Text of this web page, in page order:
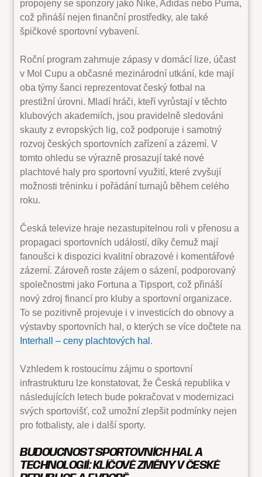
propojeny se sponzory jako Nike, Adidas nebo Puma,
což přináší nejen finanční prostředky, ale také
špičkové sportovní vybavení.
Roční program zahrnuje zápasy v domácí lize, účast
v Mol Cupu a občasné mezinárodní utkání, kde mají
oba týmy šanci reprezentovat český fotbal na
prestižní úrovni. Mladí hráči, kteří vyrůstají v těchto
klubových akademiích, jsou pravidelně sledováni
skauty z evropských lig, což podporuje i samotný
rozvoj českých sportovních zařízení a zázemí. V
tomto ohledu se výrazně prosazují také nové
plachtové haly pro sportovní využití, které zvyšují
možnosti tréninku i pořádání turnajů během celého
roku.
Česká televize hraje nezastupitelnou roli v přenosu a
propagaci sportovních událostí, díky čemuž mají
fanoušci k dispozici kvalitní obrazové i komentářové
zázemí. Zároveň roste zájem o sázení, podporovaný
společnostmi jako Fortuna a Tipsport, což přináší
nový zdroj financí pro kluby a sportovní organizace.
To se pozitivně projevuje i v investicích do obnovy a
výstavby sportovních hal, o kterých se více dočtete na
Interhall – ceny plachtových hal .
Vzhledem k rostoucímu zájmu o sportovní
infrastrukturu lze konstatovat, že Česká republika v
následujících letech bude pokračovat v modernizaci
svých sportovišť, což umožní zlepšit podmínky nejen
pro fotbalisty, ale i další sporty.
BUDOUCNOST SPORTOVNÍCH HAL A
TECHNOLOGIÍ: KLÍČOVÉ ZMĚNY V ČESKÉ